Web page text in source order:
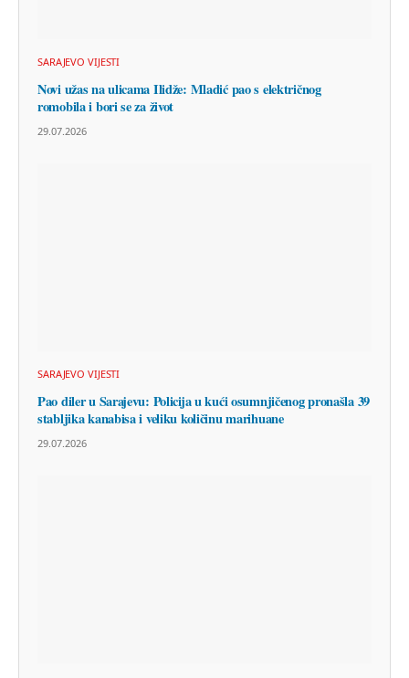
SARAJEVO VIJESTI
Novi užas na ulicama Ilidže: Mladić pao s električnog
romobila i bori se za život
29.07.2026
SARAJEVO VIJESTI
Pao diler u Sarajevu: Policija u kući osumnjičenog pronašla 39
stabljika kanabisa i veliku količinu marihuane
29.07.2026